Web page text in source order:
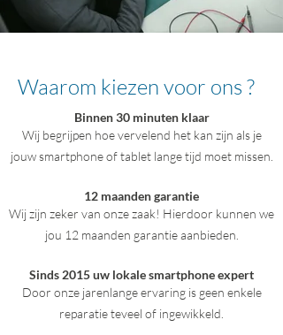
Waarom kiezen voor ons ?
Binnen 30 minuten klaar
Wij begrijpen hoe vervelend het kan zijn als je
jouw smartphone of tablet lange tijd moet missen.
12 maanden garantie
Wij zijn zeker van onze zaak! Hierdoor kunnen we
jou 12 maanden garantie aanbieden.
Sinds 2015 uw lokale smartphone expert
Door onze jarenlange ervaring is geen enkele
reparatie teveel of ingewikkeld.